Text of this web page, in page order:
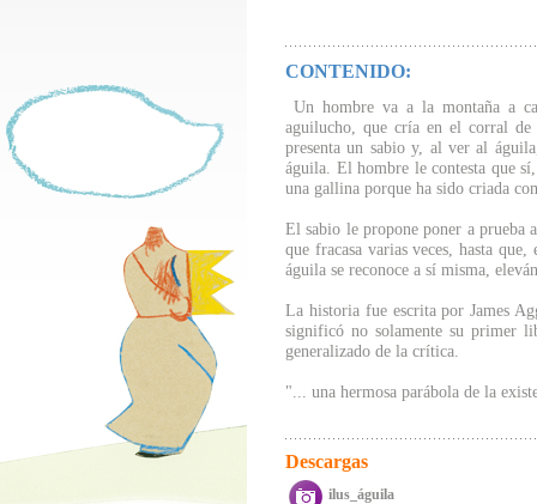
CONTENIDO:
Un hombre va a la montaña a
aguilucho, que cría en el corral
presenta un sabio y, al ver al
águila. El hombre le contesta que
una gallina porque ha sido criada
El sabio le propone poner a prueba
que fracasa varias veces, hasta
águila se reconoce a sí misma,
La historia fue escrita por James
significó no solamente su primer
generalizado de la crítica.
"... una hermosa parábola de la
Descargas
ilus_águila